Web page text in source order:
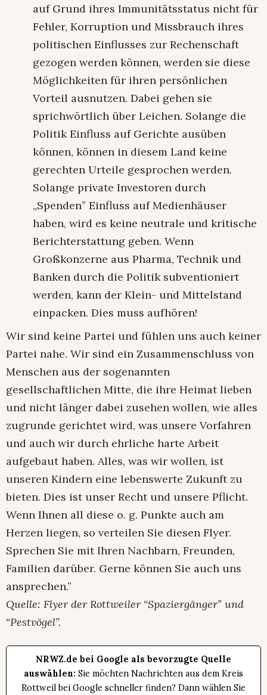
auf Grund ihres Immunitätsstatus nicht für
Fehler, Korruption und Missbrauch ihres
politischen Einflusses zur Rechenschaft
gezogen werden können, werden sie diese
Möglichkeiten für ihren persönlichen
Vorteil ausnutzen. Dabei gehen sie
sprichwörtlich über Leichen. Solange die
Politik Einfluss auf Gerichte ausüben
können, können in diesem Land keine
gerechten Urteile gesprochen werden.
Solange private Investoren durch
„Spenden” Einfluss auf Medienhäuser
haben, wird es keine neutrale und kritische
Berichterstattung geben. Wenn
Großkonzerne aus Pharma, Technik und
Banken durch die Politik subventioniert
werden, kann der Klein- und Mittelstand
einpacken. Dies muss aufhören!
Wir sind keine Partei und fühlen uns auch keiner
Partei nahe. Wir sind ein Zusammenschluss von
Menschen aus der sogenannten
gesellschaftlichen Mitte, die ihre Heimat lieben
und nicht länger dabei zusehen wollen, wie alles
zugrunde gerichtet wird, was unsere Vorfahren
und auch wir durch ehrliche harte Arbeit
aufgebaut haben. Alles, was wir wollen, ist
unseren Kindern eine lebenswerte Zukunft zu
bieten. Dies ist unser Recht und unsere Pflicht.
Wenn Ihnen all diese o. g. Punkte auch am
Herzen liegen, so verteilen Sie diesen Flyer.
Sprechen Sie mit Ihren Nachbarn, Freunden,
Familien darüber. Gerne können Sie auch uns
ansprechen.”
Quelle: Flyer der Rottweiler “Spaziergänger” und
“Pestvögel”.
NRWZ.de bei Google als bevorzugte Quelle
auswählen: Sie möchten Nachrichten aus dem Kreis
Rottweil bei Google schneller finden? Dann wählen Sie